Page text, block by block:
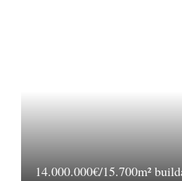
14.000.000€/15.700m²